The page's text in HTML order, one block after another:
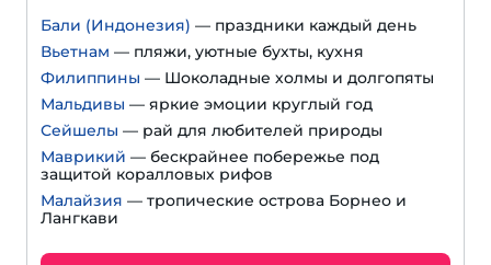
Бали (Индонезия) — праздники каждый день
Вьетнам — пляжи, уютные бухты, кухня
Филиппины — Шоколадные холмы и долгопяты
Мальдивы — яркие эмоции круглый год
Сейшелы — рай для любителей природы
Маврикий — бескрайнее побережье под
защитой коралловых рифов
Малайзия — тропические острова Борнео и
Лангкави